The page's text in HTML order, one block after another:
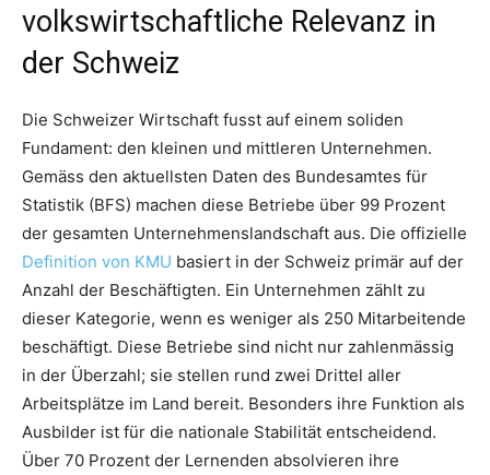
volkswirtschaftliche Relevanz in
der Schweiz
Die Schweizer Wirtschaft fusst auf einem soliden
Fundament: den kleinen und mittleren Unternehmen.
Gemäss den aktuellsten Daten des Bundesamtes für
Statistik (BFS) machen diese Betriebe über 99 Prozent
der gesamten Unternehmenslandschaft aus. Die offizielle
Definition von KMU basiert in der Schweiz primär auf der
Anzahl der Beschäftigten. Ein Unternehmen zählt zu
dieser Kategorie, wenn es weniger als 250 Mitarbeitende
beschäftigt. Diese Betriebe sind nicht nur zahlenmässig
in der Überzahl; sie stellen rund zwei Drittel aller
Arbeitsplätze im Land bereit. Besonders ihre Funktion als
Ausbilder ist für die nationale Stabilität entscheidend.
Über 70 Prozent der Lernenden absolvieren ihre